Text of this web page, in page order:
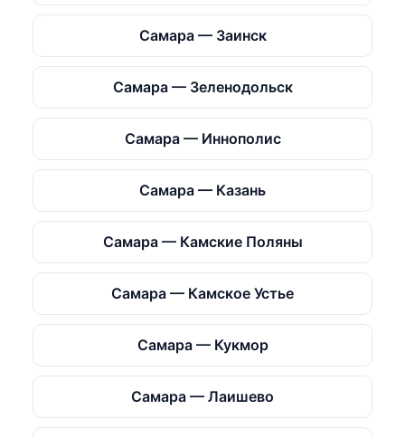
Самара — Заинск
Самара — Зеленодольск
Самара — Иннополис
Самара — Казань
Самара — Камские Поляны
Самара — Камское Устье
Самара — Кукмор
Самара — Лаишево